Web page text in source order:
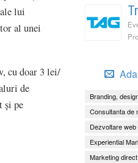
lui
al unei
cu doar 3 lei/
de
și pe
Branding,
Consultanta de
Dezvoltare web
Experiential
Marketing direct